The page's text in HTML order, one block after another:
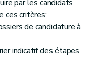
par les candidats
ces critères;
de candidature à
indicatif des étapes